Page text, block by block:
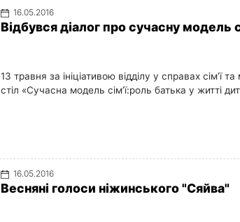
16.05.2016
Відбувся діалог про сучасну модель
13 травня за ініціативою відділу у справах сім’ї
стіл «Сучасна модель сім’ї:роль батька у житті
16.05.2016
Весняні голоси ніжинського "Сяйва"